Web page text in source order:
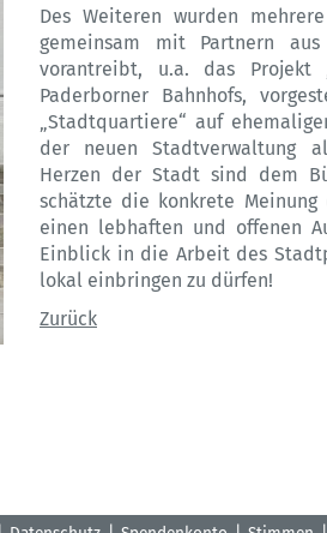
Des Weiteren wurden
gemeinsam mit Partnern
vorantreibt, u.a. das
Paderborner Bahnhofs,
„Stadtquartiere“ auf
der neuen Stadtverwaltung
Herzen der Stadt sind dem
schätzte die konkrete
einen lebhaften und offenen
Einblick in die Arbeit des
lokal einbringen zu dürfen!
Zurück